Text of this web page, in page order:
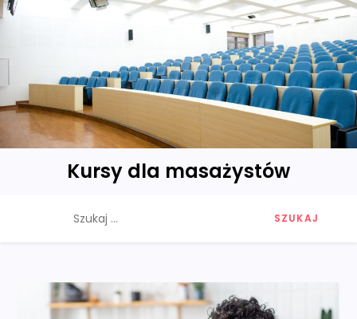
Skip
Kursy dla masażystów